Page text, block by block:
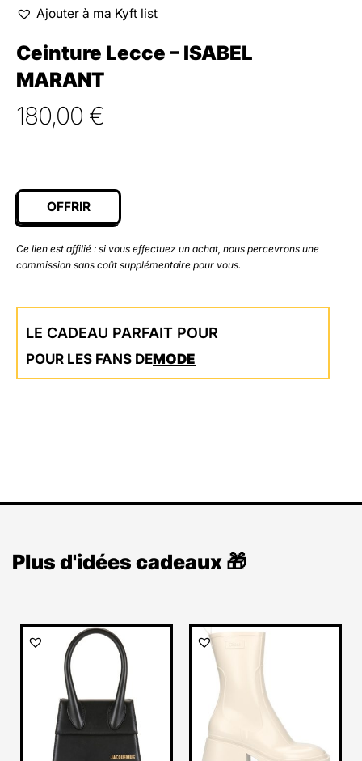
Ajouter à ma Kyft list
Ceinture Lecce – ISABEL
MARANT
180,00 €
OFFRIR
Ce lien est affilié : si vous effectuez un achat, nous percevrons une
commission sans coût supplémentaire pour vous.
LE CADEAU PARFAIT POUR
POUR LES FANS DEMODE
Plus d'idées cadeaux 🎁